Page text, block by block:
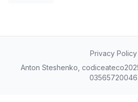
Privacy Policy
Anton Steshenko,
03565720046